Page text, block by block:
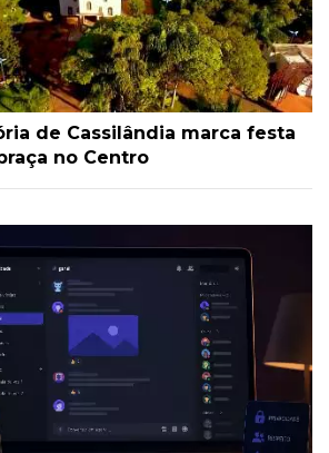
de Cassilândia marca festa
no Centro